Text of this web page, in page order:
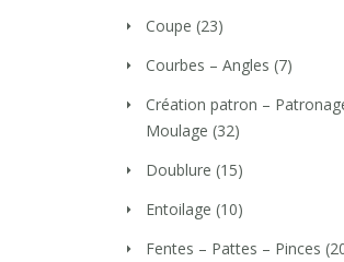
Coupe (23)
Courbes – Angles (7)
Création patron –
Moulage (32)
Doublure (15)
Entoilage (10)
Fentes – Pattes – Pinces